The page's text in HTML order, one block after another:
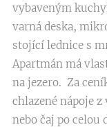
vybaveným
varná deska,
stojící lednice s
Apartmán má
na jezero. Za
chlazené nápoje
nebo čaj po celou